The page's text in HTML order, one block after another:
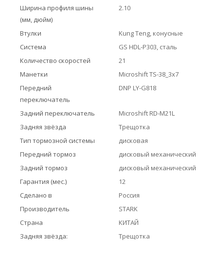
Ширина профиля шины
(мм, дюйм)
2.10
Втулки
Kung Teng, конусные
Система
GS HDL-P303, сталь
Количество скоростей
21
Манетки
Microshift TS-38_3x7
Передний
переключатель
DNP LY-G818
Задний переключатель
Microshift RD-M21L
Задняя звёзда
Трещотка
Тип тормозной системы
дисковая
Передний тормоз
дисковый механический
Задний тормоз
дисковый механический
Гарантия (мес.)
12
Сделано в
Россия
Производитель
STARK
Страна
КИТАЙ
Задняя звёзда:
Трещотка